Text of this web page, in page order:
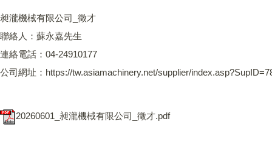
昶瀧機棫有限公司_徵才
聯絡人：蘇永嘉先生
連絡電話：04-24910177
公司網址：https://tw.asiamachinery.net/supplier/
20260601_昶瀧機棫有限公司_徵才.pdf